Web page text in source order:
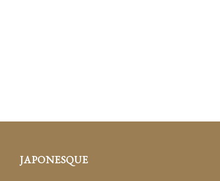
スタイル #青梅 #青梅市 #ome #飯能 #プライベートサロン #子連れok #マツ
JAPONESQUE